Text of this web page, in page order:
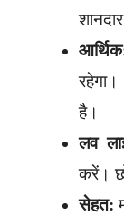
है।
लव
करें।
सेहत: